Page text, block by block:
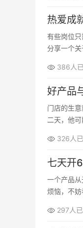
热爱成
有些岗位
分享一个关
386人
好产品
门店的生
二天，他
326人
七天开
一个产品
烦恼，不妨
297人